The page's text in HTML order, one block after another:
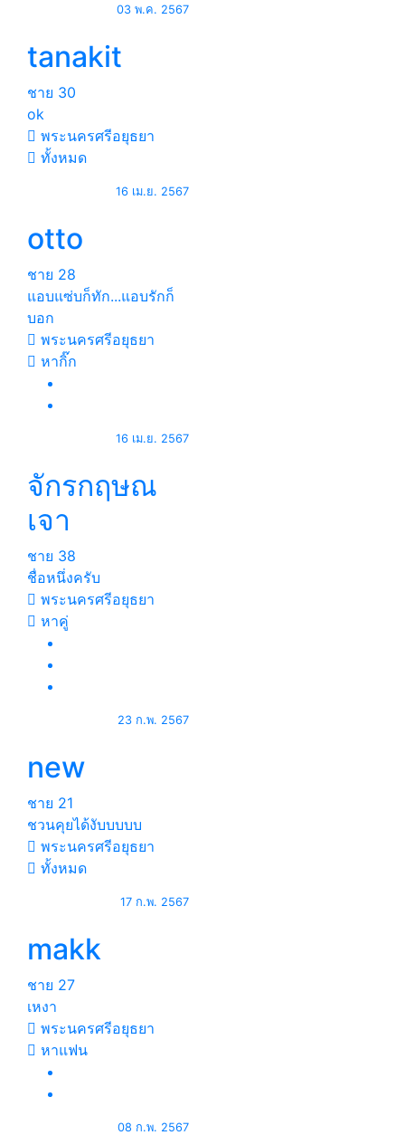
03 พ.ค. 2567
tanakit
ชาย 30
ok
พระนครศรีอยุธยา
ทั้งหมด
16 เม.ย. 2567
otto
ชาย 28
แอบแซ่บก็ทัก...แอบรักก็
บอก
พระนครศรีอยุธยา
หากิ๊ก
16 เม.ย. 2567
จักรกฤษณ
เจา
ชาย 38
ชื่อหนึ่งครับ
พระนครศรีอยุธยา
หาคู่
23 ก.พ. 2567
new
ชาย 21
ชวนคุยได้งับบบบบ
พระนครศรีอยุธยา
ทั้งหมด
17 ก.พ. 2567
makk
ชาย 27
เหงา
พระนครศรีอยุธยา
หาแฟน
08 ก.พ. 2567